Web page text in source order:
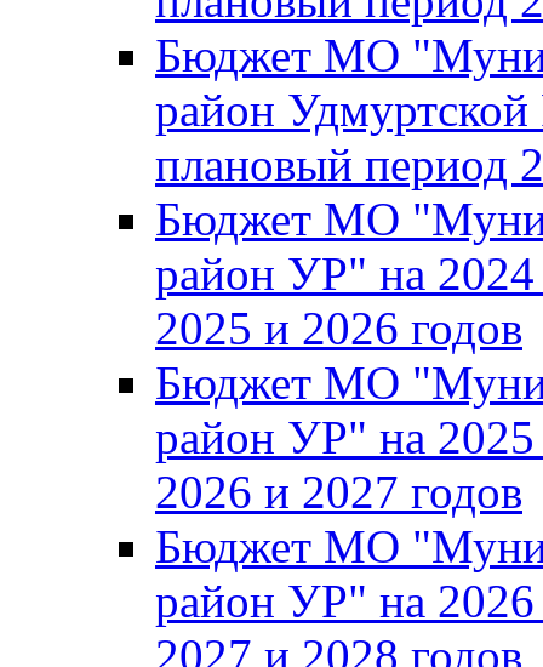
Бюджет МО
район
плановый период
Бюджет МО
район УР" на 2024
2025 и 2026 годов
Бюджет МО
район УР" на 2025
2026 и 2027 годов
Бюджет МО
район УР" на 2026
2027 и 2028 годов